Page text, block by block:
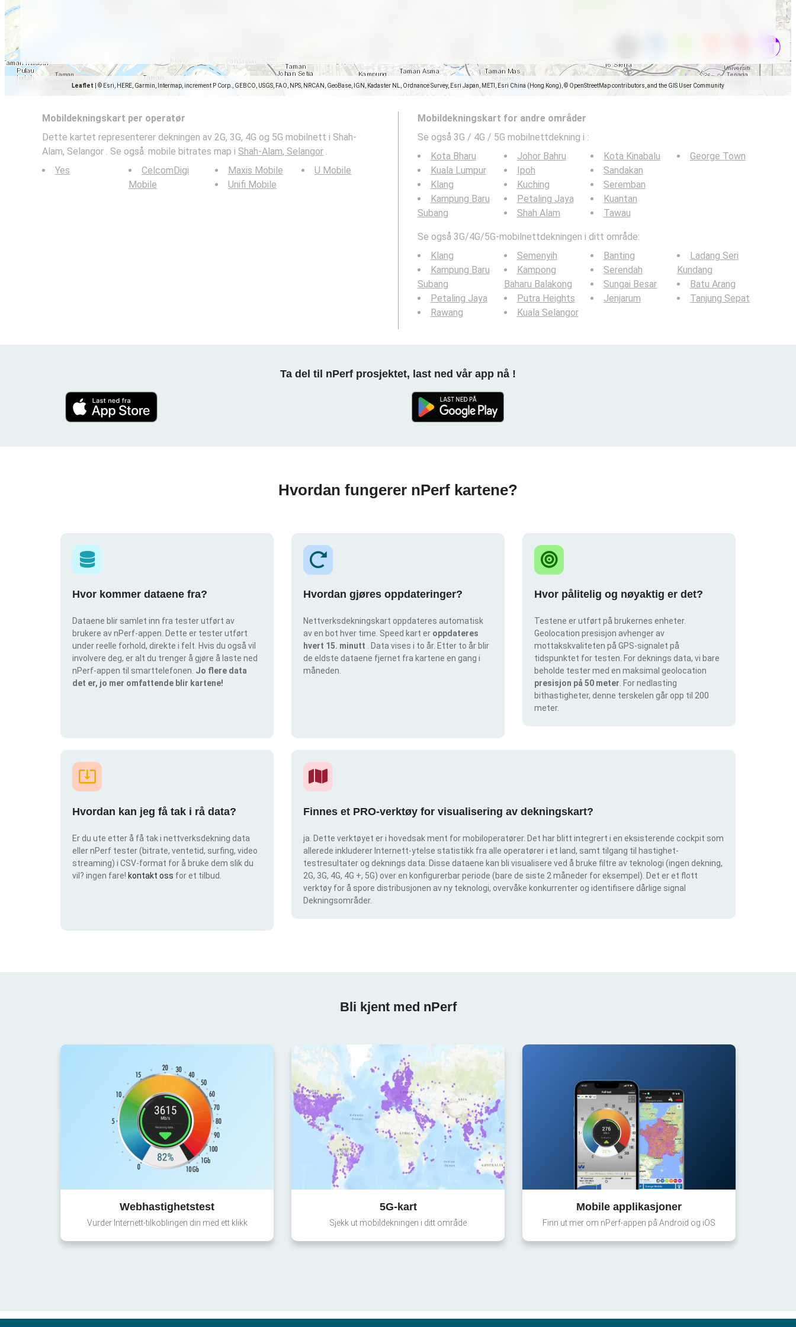
Leaflet © Esri, HERE, Garmin, Intermap, increment P Corp., GEBCO, USGS, FAO, NPS, NRCAN, GeoBase, IGN, Kadaster NL, Ordnance Survey, Esri Japan, METI, Esri China (Hong Kong), © OpenStreetMap contributors, and the GIS User Community
Mobildekningskart per operatør
Dette kartet representerer dekningen av 2G, 3G, 4G og 5G mobilnett i Shah-
Alam, Selangor . Se også: mobile bitrates map i Shah-Alam, Selangor .
Yes
CelcomDigi
Mobile
Maxis Mobile
Unifi Mobile
U Mobile
Mobildekningskart for andre områder
Se også 3G / 4G / 5G mobilnettdekning i :
Kota Bharu
Kuala Lumpur
Klang
Kampung Baru
Subang
Johor Bahru
Ipoh
Kuching
Petaling Jaya
Shah Alam
Kota Kinabalu
Sandakan
Seremban
Kuantan
Tawau
George Town
Se også 3G/4G/5G-mobilnettdekningen i ditt område:
Klang
Kampung Baru
Subang
Petaling Jaya
Rawang
Semenyih
Kampong
Baharu Balakong
Putra Heights
Kuala Selangor
Banting
Serendah
Sungai Besar
Jenjarum
Ladang Seri
Kundang
Batu Arang
Tanjung Sepat
Ta del til nPerf prosjektet, last ned vår app nå !
Hvordan fungerer nPerf kartene?
Hvor kommer dataene fra?
Dataene blir samlet inn fra tester utført av
brukere av nPerf-appen. Dette er tester utført
under reelle forhold, direkte i felt. Hvis du også vil
involvere deg, er alt du trenger å gjøre å laste ned
nPerf-appen til smarttelefonen. Jo flere data
det er, jo mer omfattende blir kartene!
Hvordan gjøres oppdateringer?
Nettverksdekningskart oppdateres automatisk
av en bot hver time. Speed kart er oppdateres
hvert 15. minutt . Data vises i to år. Etter to år blir
de eldste dataene fjernet fra kartene en gang i
måneden.
Hvor pålitelig og nøyaktig er det?
Testene er utført på brukernes enheter.
Geolocation presisjon avhenger av
mottakskvaliteten på GPS-signalet på
tidspunktet for testen. For deknings data, vi bare
beholde tester med en maksimal geolocation
presisjon på 50 meter . For nedlasting
bithastigheter, denne terskelen går opp til 200
meter.
Hvordan kan jeg få tak i rå data?
Er du ute etter å få tak i nettverksdekning data
eller nPerf tester (bitrate, ventetid, surfing, video
streaming) i CSV-format for å bruke dem slik du
vil? ingen fare! kontakt oss for et tilbud.
Finnes et PRO-verktøy for visualisering av dekningskart?
ja. Dette verktøyet er i hovedsak ment for mobiloperatører. Det har blitt integrert i en eksisterende cockpit som
allerede inkluderer Internett-ytelse statistikk fra alle operatører i et land, samt tilgang til hastighet-
testresultater og deknings data. Disse dataene kan bli visualisere ved å bruke filtre av teknologi (ingen dekning,
2G, 3G, 4G, 4G +, 5G) over en konfigurerbar periode (bare de siste 2 måneder for eksempel). Det er et flott
verktøy for å spore distribusjonen av ny teknologi, overvåke konkurrenter og identifisere dårlige signal
Dekningsområder.
Bli kjent med nPerf
Webhastighetstest
Vurder Internett-tilkoblingen din med ett klikk
5G-kart
Sjekk ut mobildekningen i ditt område
Mobile applikasjoner
Finn ut mer om nPerf-appen på Android og iOS